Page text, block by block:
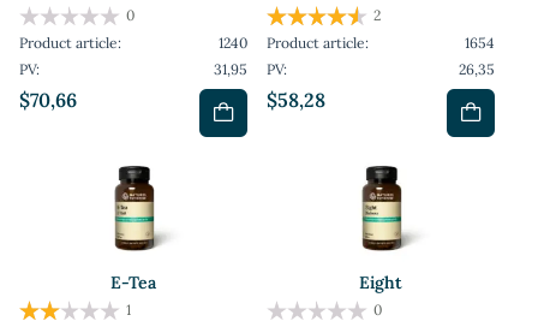
$70,66
0
Product article:
1240
PV:
31,95
$58,28
2
Product article:
1654
PV:
26,35
E-Tea
1
Eight
0